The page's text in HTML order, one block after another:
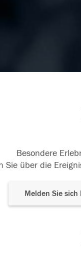
Besondere
Sie über die
Melden Sie